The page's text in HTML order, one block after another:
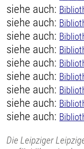
siehe auch:
siehe auch:
siehe auch:
siehe auch:
siehe auch:
siehe auch:
siehe auch:
siehe auch:
siehe auch:
Die Leipziger